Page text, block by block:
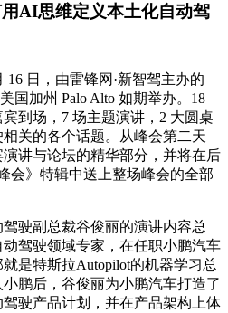
AI思维定义本土化自动驾​
日，由雷锋网·新智驾主办的
国加州 Palo Alto 如期举办。18
到场，7 场主题演讲，2 大圆桌
关的各个话题。从峰会第二天
讲与论坛的精华部分，并将在后
会》特辑中送上整场峰会的全部
副总裁谷俊丽的演讲内容总
驾驶领域专家，在任职小鹏汽车
是特斯拉Autopilot的机器学习总
鹏后，谷俊丽为小鹏汽车打造了
驶产品计划，并在产品架构上体